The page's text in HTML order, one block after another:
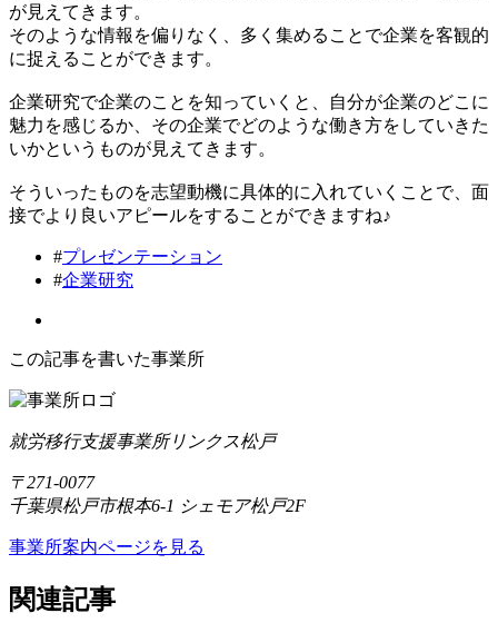
が見えてきます。
そのような情報を偏りなく、多く集めることで企業を客観的
に捉えることができます。
企業研究で企業のことを知っていくと、自分が企業のどこに
魅力を感じるか、その企業でどのような働き方をしていきた
いかというものが見えてきます。
そういったものを志望動機に具体的に入れていくことで、面
接でより良いアピールをすることができますね♪
#プレゼンテーション
#企業研究
この記事を書いた事業所
就労移行支援事業所リンクス松戸
〒271-0077
千葉県松戸市根本6-1 シェモア松戸2F
事業所案内ページを見る
関連記事